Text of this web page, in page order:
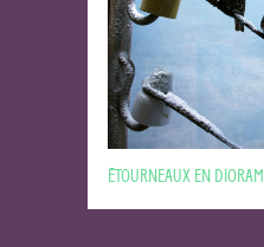
ÉTOURNEAUX EN